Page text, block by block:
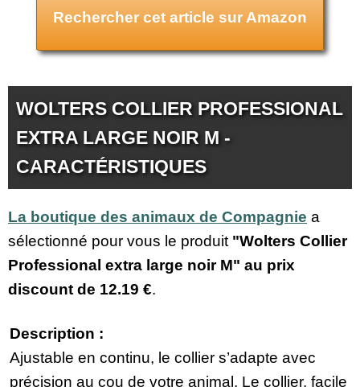
Rechercher cet article sur Amazon
WOLTERS COLLIER PROFESSIONAL
EXTRA LARGE NOIR M -
CARACTÉRISTIQUES
La boutique des animaux de Compagnie a
sélectionné pour vous le produit "Wolters Collier
Professional extra large noir M" au prix
discount de 12.19 €.
Description :
Ajustable en continu, le collier s’adapte avec
précision au cou de votre animal. Le collier, facile